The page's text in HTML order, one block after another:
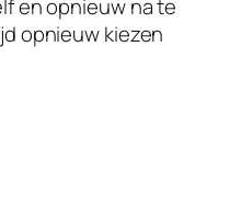
en opnieuw na te
opnieuw kiezen